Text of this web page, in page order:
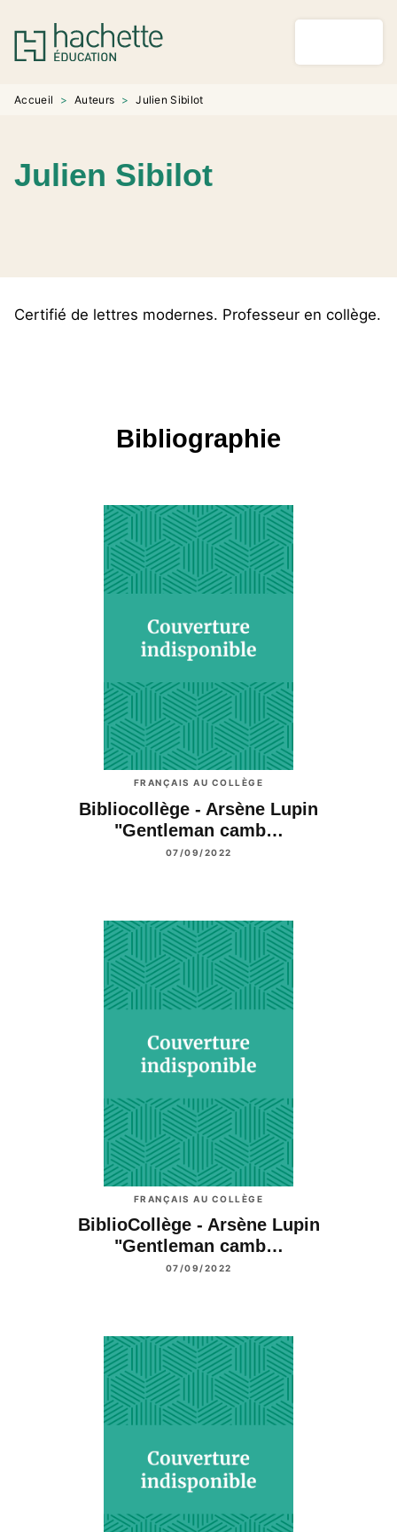
MENU RECHERCHE
PIED DE PAGE
Accueil > Auteurs > Julien Sibilot
Julien Sibilot
Certifié de lettres modernes. Professeur en collège.
Bibliographie
FRANÇAIS AU COLLÈGE
Bibliocollège - Arsène Lupin
"Gentleman camb…
07/09/2022
FRANÇAIS AU COLLÈGE
BiblioCollège - Arsène Lupin
"Gentleman camb…
07/09/2022